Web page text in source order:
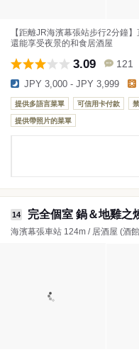
【距離JR海濱幕張站步行2分鐘
還能享受夜景的和食居酒屋
3.09 121
JPY 3,000 - JPY 3,999
提供多語言菜單 可信用卡付款
提供帶照片的菜單
14 完全個室 鍋＆地雞之
海濱幕張車站 124m / 居酒屋 (酒